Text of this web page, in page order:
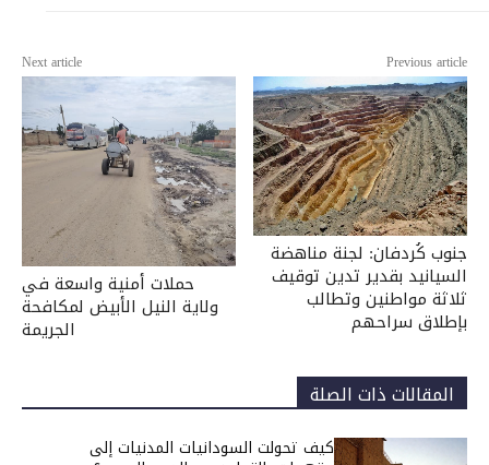
Previous article
جنوب كُردفان: لجنة مناهضة
السيانيد بقدير تدين توقيف
ثلاثة مواطنين وتطالب
بإطلاق سراحهم
Next article
حملات أمنية واسعة في
ولاية النيل الأبيض لمكافحة
الجريمة
المقالات ذات الصلة
كيف تحولت السودانيات المدنيات إلى